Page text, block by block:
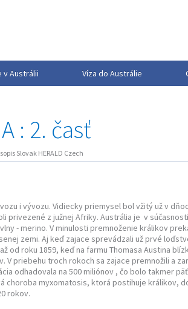
v Austrálii Víza do Austrálie
: 2. časť
Slovak HERALD Czech
i vývozu. Vidiecky priemysel bol vžitý už v
privezené z južnej Afriky. Austrália je v
- merino. V minulosti premnoženie králikov
zemi. Aj keď zajace sprevádzali už prvé
od roku 1859, keď na farmu Thomasa Austina
V priebehu troch rokoch sa zajace premnožili a
odhadovala na 500 miliónov , čo bolo takmer
choroba myxomatosis, ktorá postihuje králikov,
rokov.